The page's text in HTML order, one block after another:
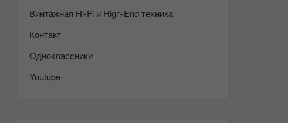
Винтажная Hi-Fi и High-End техника
Контакт
Одноклассники
Youtube